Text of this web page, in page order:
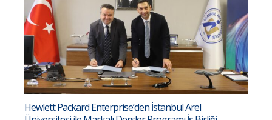
Hewlett Packard Enterprise’den İstanbul Arel